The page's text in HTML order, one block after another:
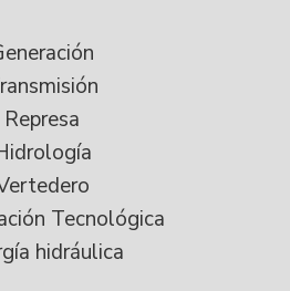
Represa
Tecnológica
hidráulica